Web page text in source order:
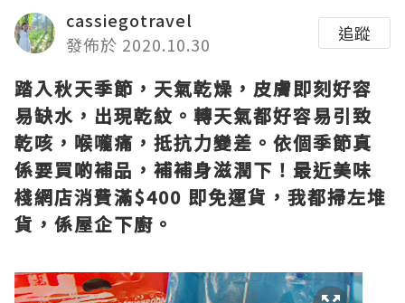
cassiegotravel
發佈於 2020.10.30
追蹤
踏入秋天季節，天氣乾燥，皮膚即刻好容
易缺水，出現乾紋。轉天氣都好容易引致
乾咳，喉嚨痛，抵抗力變差。依個季節真
係要買啲補品，補補身滋潤下！最近美味
棧網店消費滿$400 即免運貨，我都掃左堆
貨，係屋企下廚。